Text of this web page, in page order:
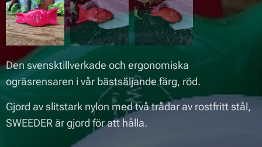
Den svensktillverkade och ergonomiska
ogräsrensaren i vår bästsäljande färg, röd.
Gjord av slitstark nylon med två trådar av rostfritt stål,
SWEEDER är gjord för att hålla.